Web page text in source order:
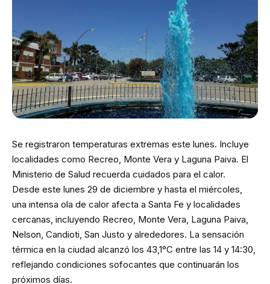
Se registraron temperaturas extremas este lunes. Incluye
localidades como Recreo, Monte Vera y Laguna Paiva. El
Ministerio de Salud recuerda cuidados para el calor.
Desde este lunes 29 de diciembre y hasta el miércoles,
una intensa ola de calor afecta a Santa Fe y localidades
cercanas, incluyendo Recreo, Monte Vera, Laguna Paiva,
Nelson, Candioti, San Justo y alrededores. La sensación
térmica en la ciudad alcanzó los 43,1°C entre las 14 y 14:30,
reflejando condiciones sofocantes que continuarán los
próximos días.